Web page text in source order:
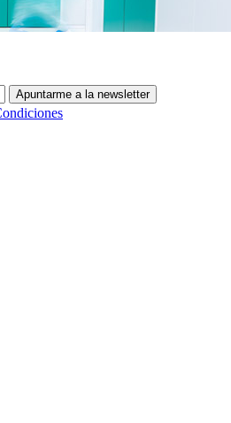
Apuntarme a la newsletter